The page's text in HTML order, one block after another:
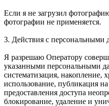
Если я не загрузил
фотографии не применяется.
3. Действия с персональными
Я разрешаю Оператору
указанными персональными
систематизация, накопление,
использование, публикация
предоставления доступа
блокирование, удаление и